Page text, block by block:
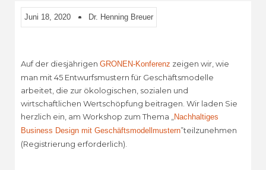
Juni 18, 2020 Dr. Henning Breuer
Auf der diesjährigen GRONEN-Konferenz zeigen wir, wie
man mit 45 Entwurfsmustern für Geschäftsmodelle
arbeitet, die zur ökologischen, sozialen und
wirtschaftlichen Wertschöpfung beitragen. Wir laden Sie
herzlich ein, am Workshop zum Thema „
Nachhaltiges
Business Design mit Geschäftsmodellmustern”teilzunehmen
(Registrierung erforderlich).